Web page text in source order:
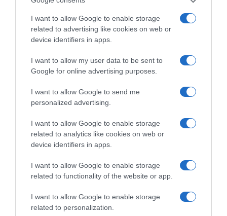
I want to allow Google to enable storage
related to advertising like cookies on web or
device identifiers in apps.
I want to allow my user data to be sent to
Google for online advertising purposes.
I want to allow Google to send me
personalized advertising.
I want to allow Google to enable storage
related to analytics like cookies on web or
device identifiers in apps.
I want to allow Google to enable storage
related to functionality of the website or app.
I want to allow Google to enable storage
related to personalization.
ΑΘΛΗΤΙΚΑ